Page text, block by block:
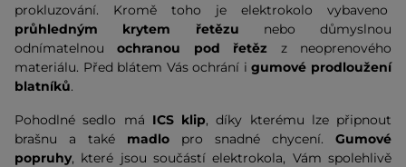
prokluzování. Kromě toho je elektrokolo vybaveno
průhledným krytem řetězu nebo důmyslnou
odnímatelnouochranou pod řetěz z neoprenového
materiálu. Před blátem Vás ochrání igumové prodloužení
blatníků.
Pohodlné sedlo má ICS klip, díky kterému lze připnout
brašnu a také madlo pro snadné chycení. Gumové
popruhy, které jsou součástí elektrokola, Vám spolehlivě